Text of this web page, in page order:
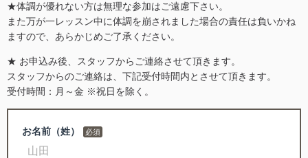
★体調が優れない方は無理な参加はご遠慮下さい。
また万が一レッスン中に体調を崩されました場合の責任は負いかね
ますので、あらかじめご了承ください。
★ お申込み後、スタッフからご連絡させて頂きます。
スタッフからのご連絡は、下記受付時間内とさせて頂きます。
受付時間：月～金 ※祝日を除く。
お名前（姓）